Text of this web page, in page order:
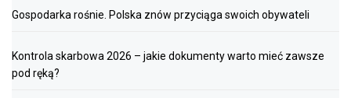
Gospodarka rośnie. Polska znów przyciąga swoich obywateli
Kontrola skarbowa 2026 – jakie dokumenty warto mieć zawsze
pod ręką?